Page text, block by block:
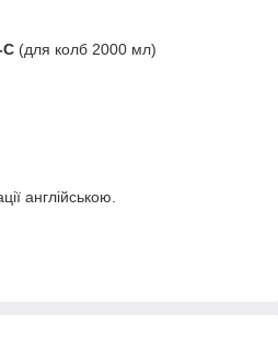
С (для колб 2000 мл)
англійською.